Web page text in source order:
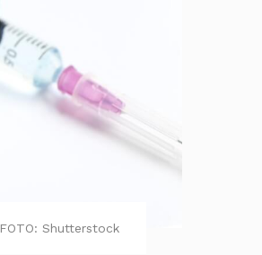
FOTO: Shutterstock